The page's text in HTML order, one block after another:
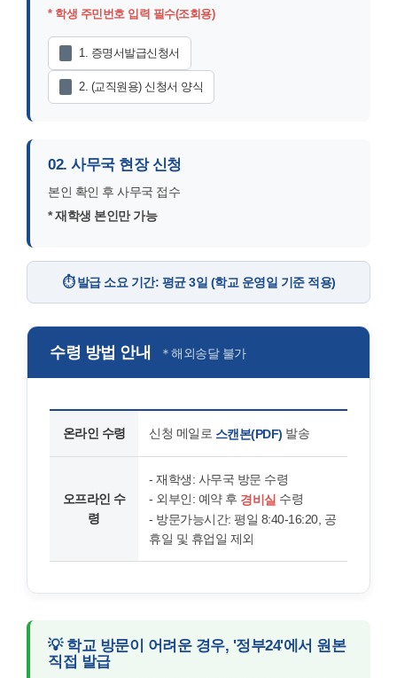
신
* 학생 주민번호 입력 필수(조회용)
1. 증명서발급신청서
2. (교직원용) 신청서 양식
02. 사무국 현장 신청
본인 확인 후 사무국 접수
* 재학생 본인만 가능
⏱️ 발급 소요 기간: 평균 3일 (학교 운영일 기준 적용)
수령 방법 안내 ＊해외송달 불가
온라인 수령 신청 메일로 스캔본(PDF) 발송
오프라인 수
령
- 재학생: 사무국 방문 수령
- 외부인: 예약 후 경비실 수령
- 방문가능시간: 평일 8:40-16:20, 공
휴일 및 휴업일 제외
💡 학교 방문이 어려운 경우, '정부24'에서 원본
직접 발급